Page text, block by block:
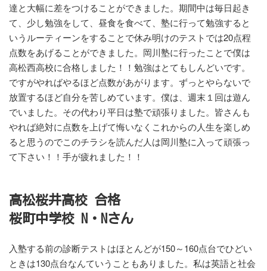
達と大幅に差をつけることができました。期間中は毎日起き
て、少し勉強をして、昼食を食べて、塾に行って勉強すると
いうルーティーンをすることで休み明けのテストでは20点程
点数をあげることができました。岡川塾に行ったことで僕は
高松西高校に合格しました！！勉強はとてもしんどいです。
ですがやればやるほど点数があがります。ずっとやらないで
放置するほど自分を苦しめています。僕は、週末１回は遊ん
でいました。その代わり平日は塾で頑張りました。皆さんも
やれば絶対に点数を上げて悔いなくこれからの人生を楽しめ
ると思うのでこのチラシを読んだ人は岡川塾に入って頑張っ
て下さい！！手が疲れました！！
高松桜井高校 合格
桜町中学校 N・Nさん
入塾する前の診断テストはほとんどが150～160点台でひどい
ときは130点台なんていうこともありました。私は英語と社会